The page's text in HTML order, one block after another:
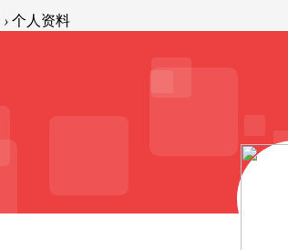
› 个人资料